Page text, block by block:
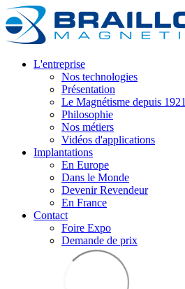
L'entreprise
Nos technologies
Présentation
Le Magnétisme depuis 1921
Philosophie
Nos métiers
Vidéos d'applications
Implantations
En Europe
Dans le Monde
Devenir Revendeur
En France
Contact
Foire Expo
Demande de prix